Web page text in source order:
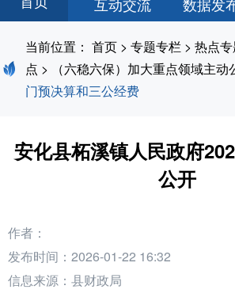
当前位置： 首页 > 专题专栏 > 热点
点 > （六稳六保）加大重点领域主动
门预决算和三公经费
安化县柘溪镇人民政府
公开
作者：
发布时间：2026-01-22 16:32
信息来源：县财政局